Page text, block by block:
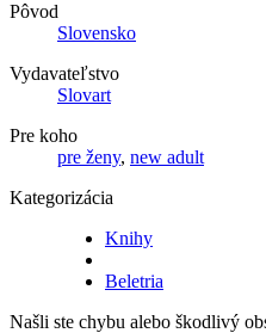
Pôvod
Slovensko
Vydavateľstvo
Slovart
Pre koho
pre ženy, new adult
Kategorizácia
Knihy
Beletria
Našli ste chybu alebo škodlivý